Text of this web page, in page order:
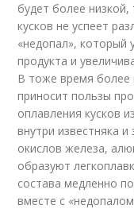
будет более низкой,
кусков не успеет
«недопал», который
продукта и
В тоже время более
приносит пользы
оплавления кусков
внутри известняка
окислов железа,
образуют
состава медленно
вместе с